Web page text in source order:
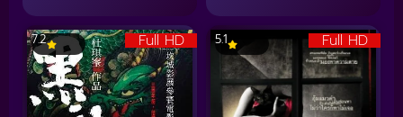
Full HD
7.2 Full HD
5.1